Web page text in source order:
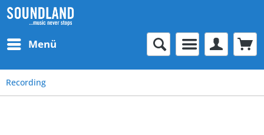
Menü
Recording